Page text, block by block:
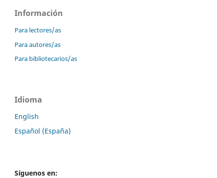
Información
Para lectores/as
Para autores/as
Para bibliotecarios/as
Idioma
English
Español (España)
Síguenos en: